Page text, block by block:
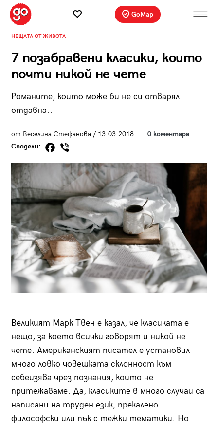
GoMap
НЕЩАТА ОТ ЖИВОТА
7 позабравени класики, които
почти никой не чете
Романите, които може би не си отварял
отдавна...
от Веселина Стефанова / 13.03.2018
0 коментара
Сподели:
Великият Марк Твен е казал, че класиката е
нещо, за което всички говорят и никой не
чете. Американският писател е установил
много ловко човешката склонност към
себеизява чрез познания, които не
притежаваме. Да, класиките в много случаи са
написани на труден език, прекалено
философски или пък с тежки тематики. Но